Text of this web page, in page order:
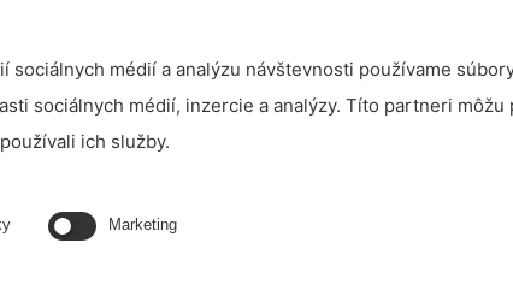
médií a analýzu návštevnosti používame
sociálnych médií, inzercie a analýzy. Títo partneri
ich služby.
Marketing